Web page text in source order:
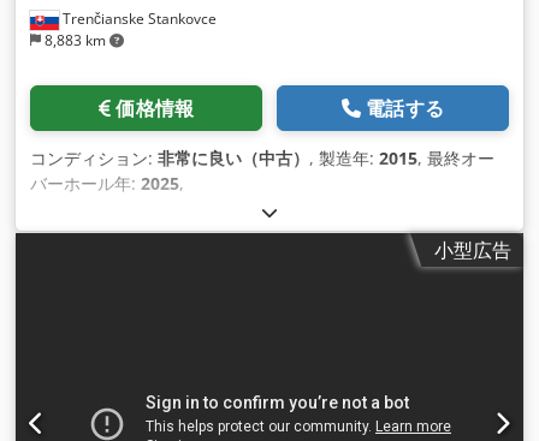
Trenčianske Stankovce
8,883 km
価格情報 電話する
コンディション: 非常に良い（中古） , 製造年: 2015, 最終オー
バーホール年: 2025,
小型広告